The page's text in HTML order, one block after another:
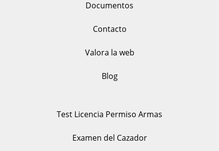
Documentos
Contacto
Valora la web
Blog
Test Licencia Permiso Armas
Examen del Cazador